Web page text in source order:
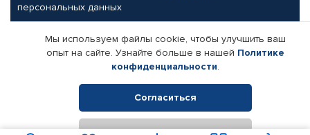
персональных данных
Партнерам
Корпоративным клиентам
Поставщикам
Реквизиты компании
Мы используем файлы cookie, чтобы улучшить ваш
опыт на сайте. Узнайте больше в нашей Политике
конфиденциальности.
Согласиться
Отклонить